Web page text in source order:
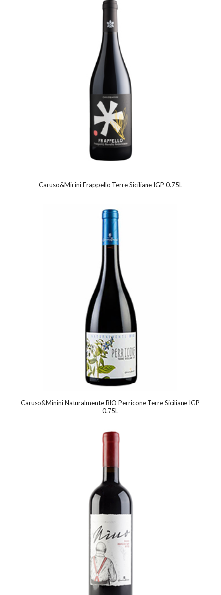
Caruso&Minini Frappello Terre Siciliane IGP 0.75L
Caruso&Minini Naturalmente BIO Perricone Terre Siciliane IGP
0.75L